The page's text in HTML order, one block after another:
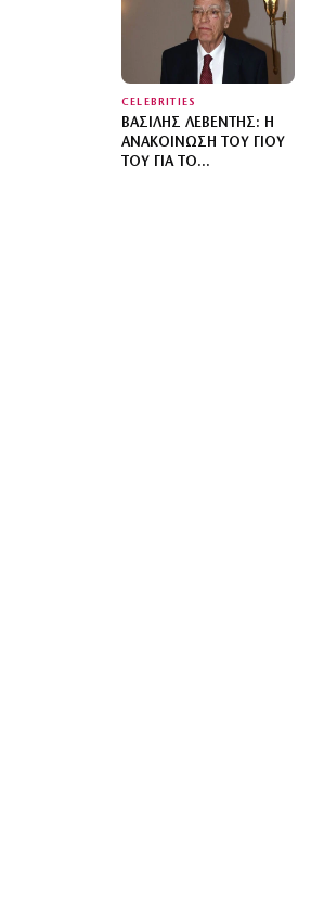
ΚΩΝΣΤΑΝΤΊΝΑ
ΕΥΡΥΠΊΔΟΥ ΚΑΙ ΤΟ
ΔΗΜΌΣΙΟ «Σ’ ΑΓΑΠΏ»
CELEBRITIES
ΒΑΣΊΛΗΣ ΛΕΒΈΝΤΗΣ: Η
ΑΝΑΚΟΊΝΩΣΗ ΤΟΥ ΓΙΟΥ
ΤΟΥ ΓΙΑ ΤΟ